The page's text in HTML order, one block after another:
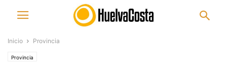
Inicio Provincia
Provincia